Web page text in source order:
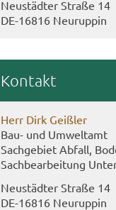
Neu­städ­ter Stra­ße 14
DE-​16816 Neu­rup­pin
Kon­takt
Herr Dirk Geiß­ler
Bau- und Um­welt­amt
Sach­ge­biet Ab­fall,
Sach­be­ar­bei­tung
Neu­städ­ter Stra­ße 14
DE-​16816 Neu­rup­pin